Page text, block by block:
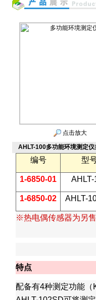
点击放大
AHLT-100多功能环境测定仪
编号 型
1-6850-01 AHLT-
1-6850-02 AHLT-
※热电偶传感器为另售
特点
配备有4种测定功能